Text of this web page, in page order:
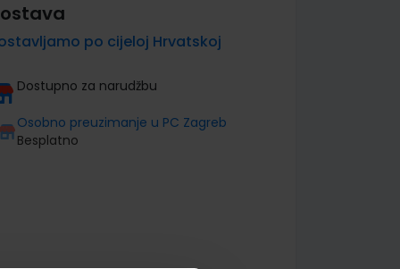
po cijeloj Hrvatskoj
Dostupno za narudžbu
Osobno preuzimanje u PC Zagreb
Besplatno